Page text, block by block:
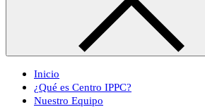
Inicio
¿Qué es Centro IPPC?
Nuestro Equipo